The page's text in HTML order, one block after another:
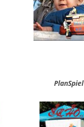
PlanSpiel